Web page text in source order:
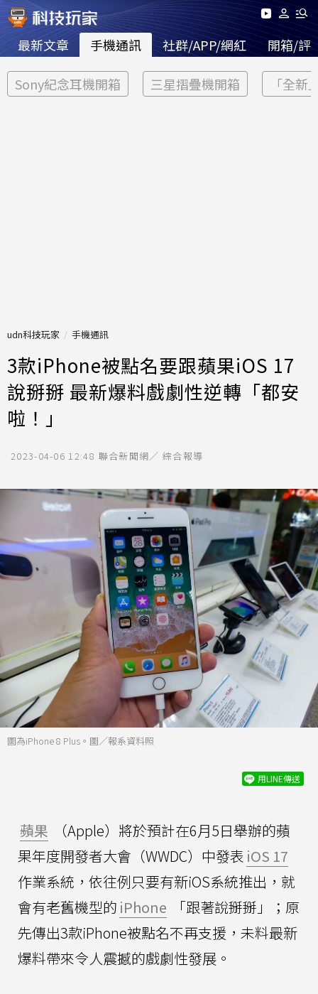
最新文章 手機通訊 社群/APP/網紅 開箱/評
Sony紀念耳機開箱 三星摺疊機開箱 「全新
udn科技玩家 手機通訊
3款iPhone被點名要跟蘋果iOS 17
說掰掰 最新爆料戲劇性逆轉「都安
啦！」
2023-04-06 12:48 聯合新聞網／ 綜合報導
圖為iPhone 8 Plus。圖／報系資料照
用LINE傳送
蘋果
（Apple）將於預計在6月5日舉辦的蘋
果年度開發者大會（WWDC）中發表 iOS 17
作業系統，依往例只要有新iOS系統推出，就
會有老舊機型的 iPhone
「跟著說掰掰」；原
先傳出3款iPhone被點名不再支援，未料最新
爆料帶來令人震撼的戲劇性發展。